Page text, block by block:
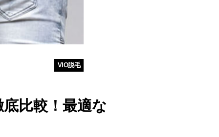
VIO脱毛
比較！最適な